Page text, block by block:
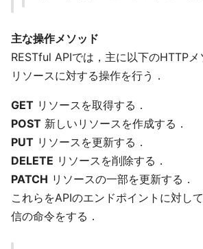
主な操作メソッド
RESTful APIでは，主に以下のHTTP
リソースに対する操作を行う．
GET リソースを取得する．
POST 新しいリソースを作成する．
PUT リソースを更新する．
DELETE リソースを削除する．
PATCH リソースの一部を更新する．
これらをAPIのエンドポイントに対し
信の命令をする．